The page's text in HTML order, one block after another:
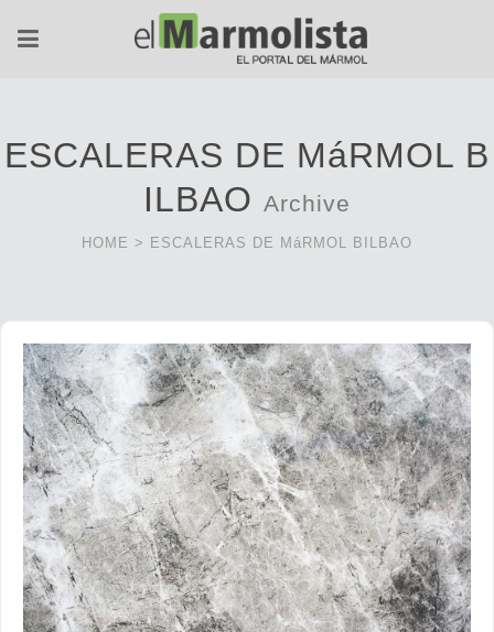
ESCALERAS DE MáRMOL B
ILBAO Archive
HOME > ESCALERAS DE MáRMOL BILBAO